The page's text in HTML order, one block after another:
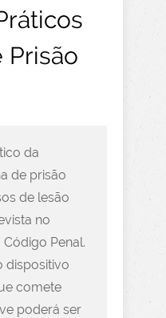
Prisão
da
de prisão
de lesão
no
Código Penal.
dispositivo
comete
poderá ser